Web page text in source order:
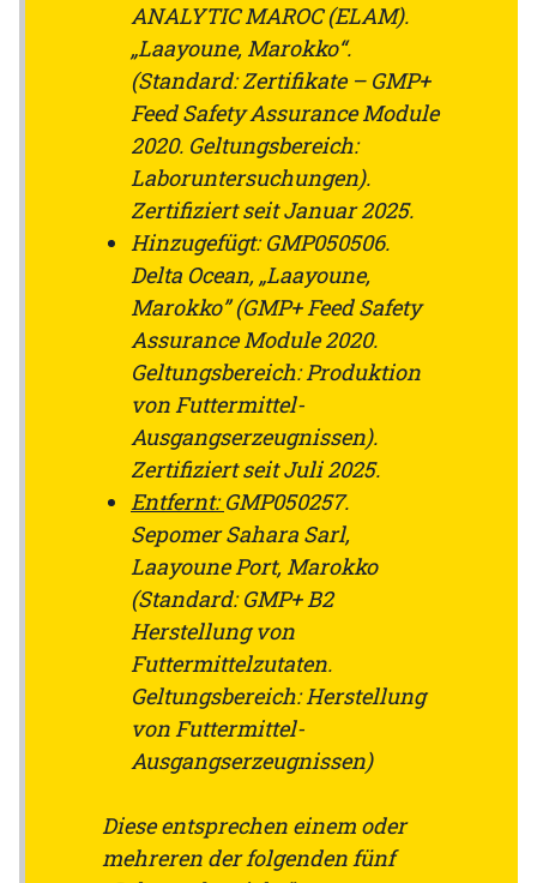
ANALYTIC MAROC (ELAM).
„Laayoune, Marokko“.
(Standard: Zertifikate – GMP+
Feed Safety Assurance Module
2020. Geltungsbereich:
Laboruntersuchungen).
Zertifiziert seit Januar 2025.
Hinzugefügt: GMP050506.
Delta Ocean, „Laayoune,
Marokko” (GMP+ Feed Safety
Assurance Module 2020.
Geltungsbereich: Produktion
von Futtermittel-
Ausgangserzeugnissen).
Zertifiziert seit Juli 2025.
Entfernt:GMP050257.
Sepomer Sahara Sarl,
Laayoune Port, Marokko
(Standard: GMP+ B2
Herstellung von
Futtermittelzutaten.
Geltungsbereich: Herstellung
von Futtermittel-
Ausgangserzeugnissen)
Diese entsprechen einem oder
mehreren der folgenden fünf